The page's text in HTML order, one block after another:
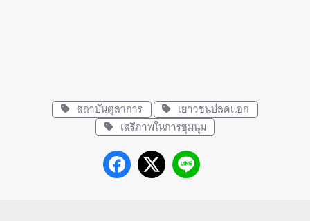
สถาบันตุลาการ
เยาวชนปลดแอก
เสรีภาพในการชุมนุม